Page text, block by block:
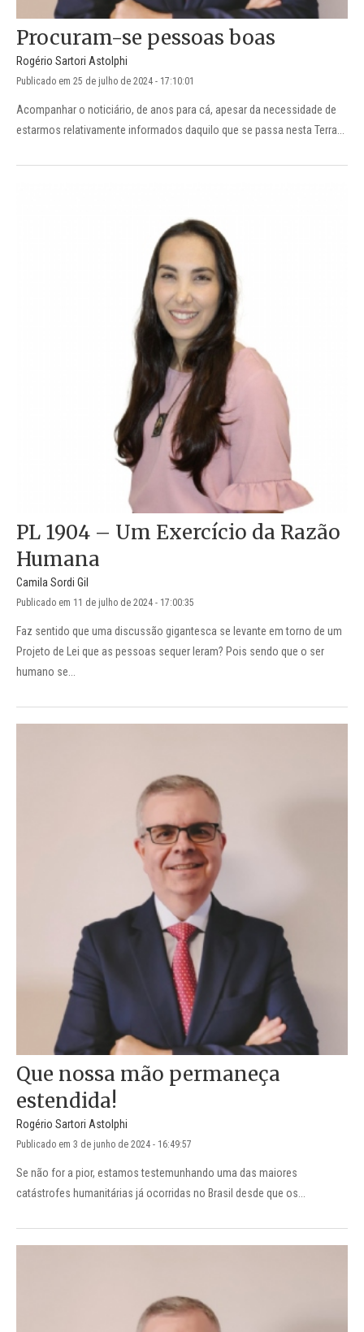
Procuram-se pessoas boas
Rogério Sartori Astolphi
Publicado em 25 de julho de 2024 - 17:10:01
Acompanhar o noticiário, de anos para cá, apesar da necessidade de
estarmos relativamente informados daquilo que se passa nesta Terra...
PL 1904 – Um Exercício da Razão
Humana
Camila Sordi Gil
Publicado em 11 de julho de 2024 - 17:00:35
Faz sentido que uma discussão gigantesca se levante em torno de um
Projeto de Lei que as pessoas sequer leram? Pois sendo que o ser
humano se...
Que nossa mão permaneça
estendida!
Rogério Sartori Astolphi
Publicado em 3 de junho de 2024 - 16:49:57
Se não for a pior, estamos testemunhando uma das maiores
catástrofes humanitárias já ocorridas no Brasil desde que os...